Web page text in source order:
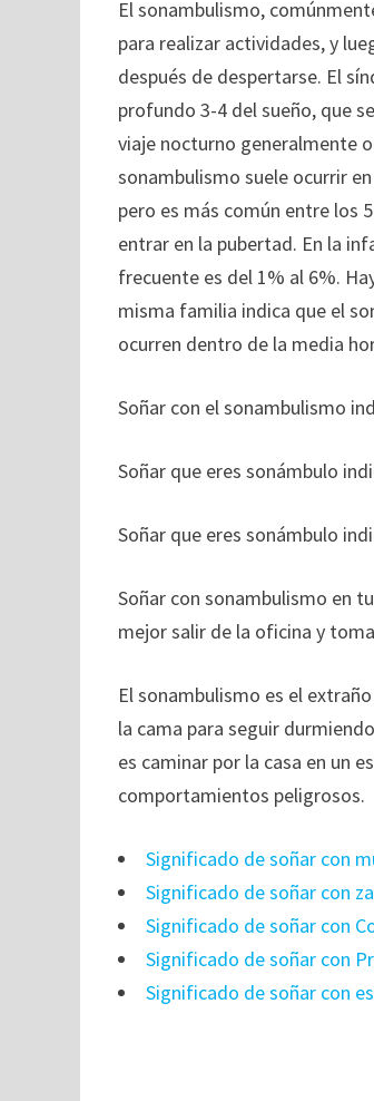
El sonambulismo,
para realizar actividades, y
después de despertarse. El
profundo 3-4 del sueño, que
viaje nocturno generalmente
sonambulismo suele ocurrir
pero es más común entre los
entrar en la pubertad. En la
frecuente es del 1% al 6%.
misma familia indica que el
ocurren dentro de la media
Soñar con el sonambulismo
Soñar que eres sonámbulo
Soñar que eres sonámbulo
Soñar con sonambulismo en
mejor salir de la oficina y
El sonambulismo es el
la cama para seguir
es caminar por la casa en un
comportamientos peligrosos.
Significado de soñar con
Significado de soñar con
Significado de soñar con
Significado de soñar con
Significado de soñar con